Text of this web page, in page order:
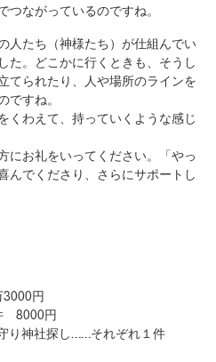
ながっているのですね。
人たち（神様たち）が仕組んでい
た。どこかに行くときも、そうし
てられたり、人や場所のラインを
ですね。
くわえて、持っていくような感じ
にお礼をいってください。「やっ
んでくださり、さらにサポートし
円
8000円
り神社探し……それぞれ１件